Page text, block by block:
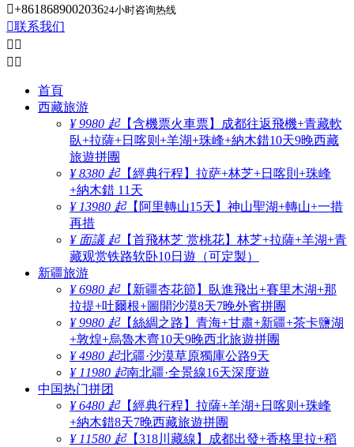
+861868900203624小时咨询热线
联系我们
 
 
首頁
西藏旅游
¥ 9980 起【含機票火車票】成都往返飛機+青藏軟
臥+拉薩+日喀则+羊湖+珠峰+納木錯10天9晚西藏
旅遊拼團
¥ 8380 起【經典行程】拉萨+林芝+日喀則+珠峰
+納木錯 11天
¥ 13980 起【阿里轉山15天】神山聖湖+轉山+一措
再措
¥ 面議 起【首飛林芝 赏桃花】林芝+拉薩+羊湖+青
藏观赏铁路软卧10日遊（可定製）
新疆旅游
¥ 6980 起【新疆杏花節】臥進飛出+賽里木湖+那
拉提+吐爾根+圖開沙漠8天7晚外賓拼團
¥ 9980 起【絲綢之路】青海+甘肅+新疆+茶卡鹽湖
+敦煌+烏魯木齊10天9晚西北旅遊拼團
¥ 4980 起北疆·沙漠草原獨庫公路9天
¥ 11980 起南北疆·全景線16天深度遊
中国热门拼团
¥ 6480 起【經典行程】拉薩+羊湖+日喀则+珠峰
+納木錯8天7晚西藏旅遊拼團
¥ 11580 起【318川藏線】成都出發+香格里拉+稻